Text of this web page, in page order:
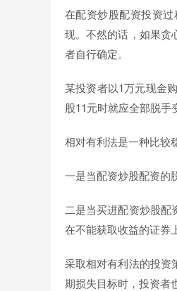
在配资炒股配资投资
现。不然的话，如果贪
者自行确定。
某投资者以1万元现金
股11元时就应全部脱手
相对有利法是一种比较
一是当配资炒股配资的
二是当买进配资炒股
在不能获取收益的证券上
采取相对有利法的投资
期损失目标时，投资者